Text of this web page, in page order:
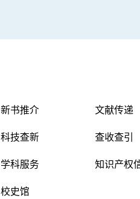
新书推介 文献传递
科技查新 查收查引
学科服务 知识产权
校史馆